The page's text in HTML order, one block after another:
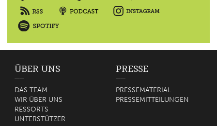
ÜBER UNS
DAS TEAM
WIR ÜBER UNS
RESSORTS
UNTERSTÜTZER
PRESSE
PRESSEMATERIAL
PRESSEMITTEILUNGEN